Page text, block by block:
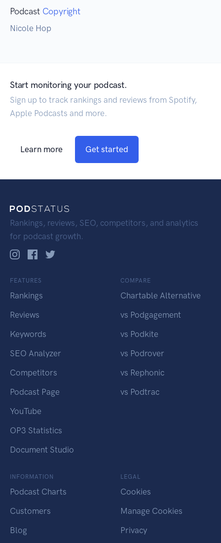
Podcast Copyright
Nicole Hop
Start monitoring your podcast.
Sign up to track rankings and reviews from Spotify,
Apple Podcasts and more.
Learn more Get started
Rankings, reviews, SEO, competitors, and analytics
for podcast growth.
FEATURES
Rankings
Reviews
Keywords
SEO Analyzer
Competitors
Podcast Page
YouTube
OP3 Statistics
Document Studio
COMPARE
Chartable Alternative
vs Podgagement
vs Podkite
vs Podrover
vs Rephonic
vs Podtrac
INFORMATION
Podcast Charts
Customers
Blog
LEGAL
Cookies
Manage Cookies
Privacy